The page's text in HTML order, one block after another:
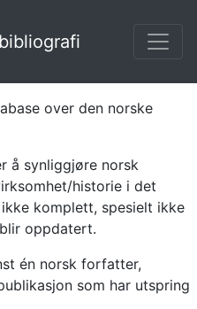
over den norske
å synliggjøre norsk
historie i det
komplett, spesielt ikke
oppdatert.
én norsk forfatter,
som har utspring